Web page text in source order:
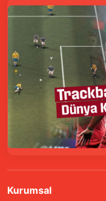
Kurumsal